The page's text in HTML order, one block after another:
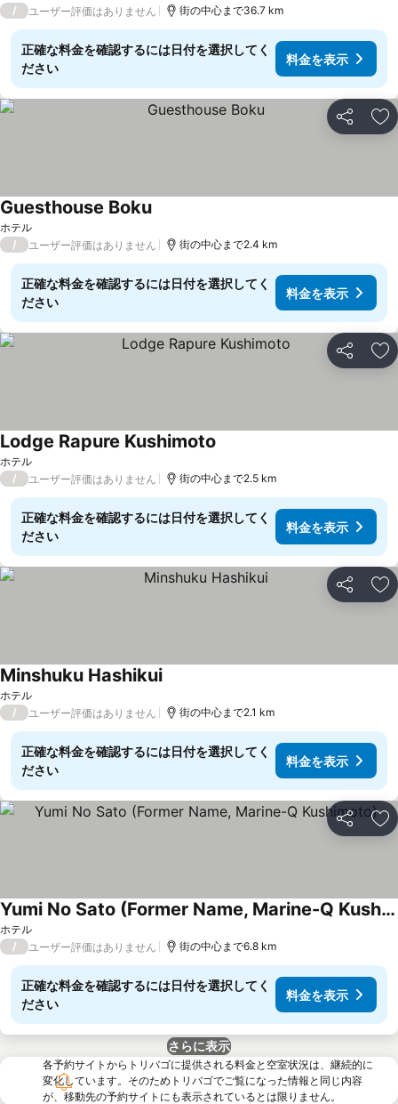
/ ユーザー評価はありません 街の中心まで36.7 km
正確な料金を確認するには日付を選択してく
ださい
料金を表示
シェア お
ホテル
Guesthouse Boku
/ ユーザー評価はありません 街の中心まで2.4 km
正確な料金を確認するには日付を選択してく
ださい
料金を表示
シェア お
ホテル
Lodge Rapure Kushimoto
/ ユーザー評価はありません 街の中心まで2.5 km
正確な料金を確認するには日付を選択してく
ださい
料金を表示
シェア お
ホテル
Minshuku Hashikui
/ ユーザー評価はありません 街の中心まで2.1 km
正確な料金を確認するには日付を選択してく
ださい
料金を表示
シェア お
ホテル
Yumi No Sato (Former Name, Marine-Q Kushimoto)
/ ユーザー評価はありません 街の中心まで6.8 km
正確な料金を確認するには日付を選択してく
ださい
料金を表示
さらに表示
各予約サイトからトリバゴに提供される料金と空室状況は、継続的に
変化しています。そのためトリバゴでご覧になった情報と同じ内容
が、移動先の予約サイトにも表示されているとは限りません。